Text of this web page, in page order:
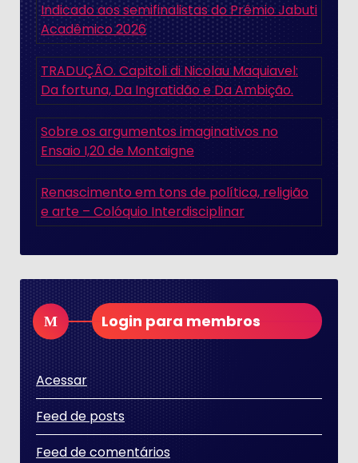
Indicado aos semifinalistas do Prêmio Jabuti
Acadêmico 2026
TRADUÇÃO. Capitoli di Nicolau Maquiavel:
Da fortuna, Da Ingratidão e Da Ambição.
Sobre os argumentos imaginativos no
Ensaio I,20 de Montaigne
Renascimento em tons de política, religião
e arte – Colóquio Interdisciplinar
Login para membros
Acessar
Feed de posts
Feed de comentários